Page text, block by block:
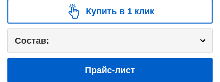
Купить в 1 клик
Состав:
Прайс-лист